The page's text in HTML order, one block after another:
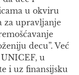
u okviru
za upravljanje
decu”. Već
u
i uz finansijsku